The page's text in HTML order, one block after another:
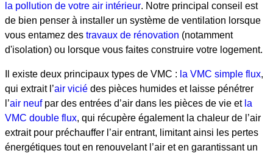
la pollution de votre air intérieur. Notre principal conseil est
de bien penser à installer un système de ventilation lorsque
vous entamez des travaux de rénovation (notamment
d'isolation) ou lorsque vous faites construire votre logement.
Il existe deux principaux types de VMC : la VMC simple flux,
qui extrait l’air vicié des pièces humides et laisse pénétrer
l’air neufpar des entrées d’air dans les pièces de vie et la
VMC double flux, qui récupère également la chaleur de l’air
extrait pour préchauffer l’air entrant, limitant ainsi les pertes
énergétiques tout en renouvelant l’air et en garantissant un